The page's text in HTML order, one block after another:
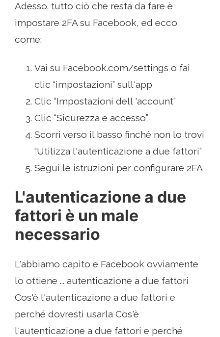
Adesso. tutto ciò che resta da fare è
impostare 2FA su Facebook, ed ecco
come:
Vai su Facebook.com/settings o fai
clic “impostazioni” sull'app
Clic “Impostazioni dell 'account”
Clic “Sicurezza e accesso”
Scorri verso il basso finché non lo trovi
“Utilizza l'autenticazione a due fattori”
Segui le istruzioni per configurare 2FA
L'autenticazione a due
fattori è un male
necessario
L'abbiamo capito e Facebook ovviamente
lo ottiene ... autenticazione a due fattori
Cos'è l'autenticazione a due fattori e
perché dovresti usarla Cos'è
l'autenticazione a due fattori e perché